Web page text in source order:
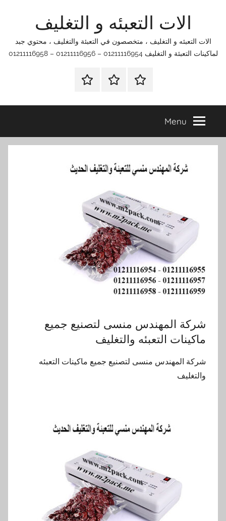
الات التعبئه و التغليف
الات التعبئه و التغليف ، متخصصون في التعبئة والتغليف ، محتوي جبد
لماكينات التعبئة و التغليف 01211116954 – 01211116956 – 01211116958
الرئيسيةاتصل
اتـصـل
في
التي
Menu
شركة المهندس منسى لتصنيع جميع
ماكينات التعبئه والتغليف
شركة المهندس منسى لتصنيع جميع ماكينات التعبئه
والتغليف